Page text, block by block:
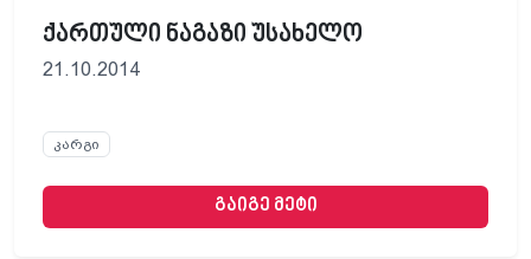
ქართული ნაგაზი უსახელო
21.10.2014
კარგი
გაიგე მეტი